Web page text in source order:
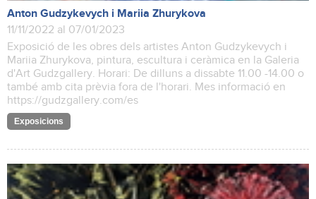
Anton Gudzykevych i Mariia Zhurykova
11/11/2022 al 07/01/2023
Exposició de les obres dels artistes Anton Gudzykevych i
Mariia Zhurykova, pintura, escultura i ceràmica en la Galeria
d'Art Gudzgallery. Horari: De dilluns a dissabte 11.00 -14.00 o
també amb cita prèvia fora de l'horari. Mes informació en
https://gudzgallery.com/es
Exposicions